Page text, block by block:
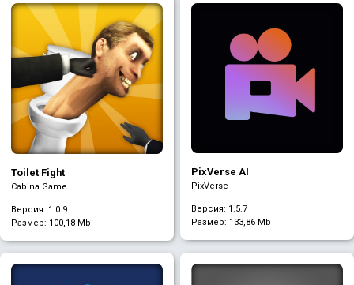
Toilet Fight
Cabina Game
Версия: 1.0.9
Размер: 100,18 Mb
PixVerse AI
PixVerse
Версия: 1.5.7
Размер: 133,86 Mb